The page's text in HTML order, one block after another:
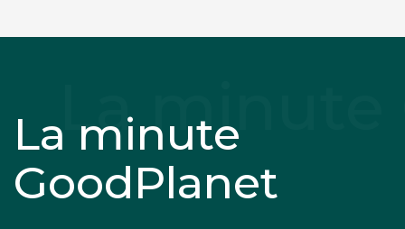
La minute
GoodPlanet